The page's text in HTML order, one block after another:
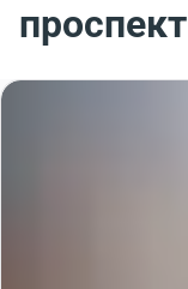
проспект